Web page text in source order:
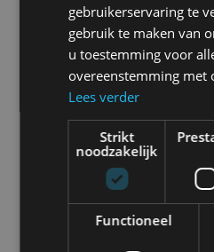
jou bijvoorbeeld
sector.
Voertuigmanagement
Ondersteuning voor
hulpdiensten.
Dus wil je in jouw
veiligheid op de
gebruikerservaring te
gebruik te maken van
u toestemming voor
overeenstemming met
Lees verder
Strikt
noodzakelijk
Functioneel